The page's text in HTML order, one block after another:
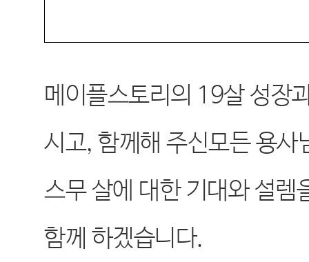
메이플스토리의 19살 성장
시고,함께해 주신모든 용사
스무 살에 대한 기대와 설렘
함께 하겠습니다.